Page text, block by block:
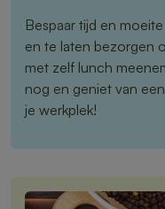
Bespaar tijd en
en te laten bezorgen
met zelf lunch
nog en geniet van
je werkplek!